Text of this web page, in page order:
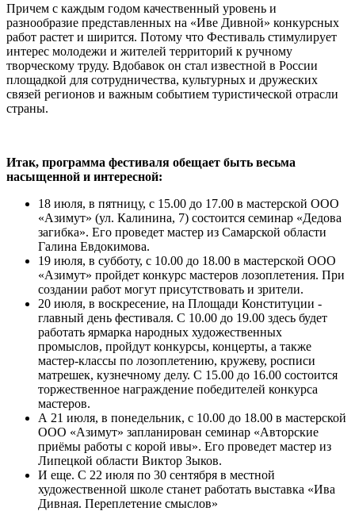
Причем с каждым годом качественный уровень и
разнообразие представленных на «Иве Дивной» конкурсных
работ растет и ширится. Потому что Фестиваль стимулирует
интерес молодежи и жителей территорий к ручному
творческому труду. Вдобавок он стал известной в России
площадкой для сотрудничества, культурных и дружеских
связей регионов и важным событием туристической отрасли
страны.
Итак, программа фестиваля обещает быть весьма
насыщенной и интересной:
18 июля, в пятницу, с 15.00 до 17.00 в мастерской ООО
«Азимут» (ул. Калинина, 7) состоится семинар «Дедова
загибка». Его проведет мастер из Самарской области
Галина Евдокимова.
19 июля, в субботу, с 10.00 до 18.00 в мастерской ООО
«Азимут» пройдет конкурс мастеров лозоплетения. При
создании работ могут присутствовать и зрители.
20 июля, в воскресение, на Площади Конституции -
главный день фестиваля. С 10.00 до 19.00 здесь будет
работать ярмарка народных художественных
промыслов, пройдут конкурсы, концерты, а также
мастер-классы по лозоплетению, кружеву, росписи
матрешек, кузнечному делу. С 15.00 до 16.00 состоится
торжественное награждение победителей конкурса
мастеров.
А 21 июля, в понедельник, с 10.00 до 18.00 в мастерской
ООО «Азимут» запланирован семинар «Авторские
приёмы работы с корой ивы». Его проведет мастер из
Липецкой области Виктор Зыков.
И еще. С 22 июля по 30 сентября в местной
художественной школе станет работать выставка «Ива
Дивная. Переплетение смыслов»